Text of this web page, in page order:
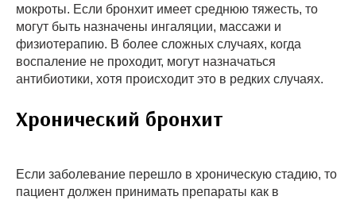
мокроты. Если бронхит имеет среднюю тяжесть, то
могут быть назначены ингаляции, массажи и
физиотерапию. В более сложных случаях, когда
воспаление не проходит, могут назначаться
антибиотики, хотя происходит это в редких случаях.
Хронический бронхит
Если заболевание перешло в хроническую стадию, то
пациент должен принимать препараты как в